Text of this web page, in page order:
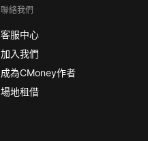
聯絡我們
客服中心
加入我們
成為CMoney作者
場地租借